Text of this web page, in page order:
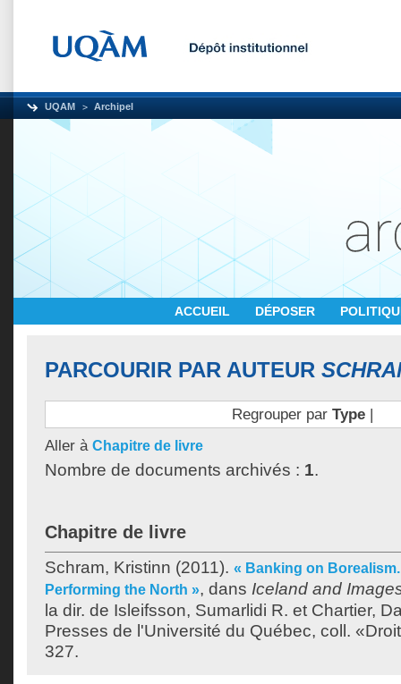
UQAM Archipel
ACCUEIL DÉPOSER
PARCOURIR PAR AUTEUR
Regrouper par Type|
Aller à Chapitre de livre
Nombre de documents archivés : 1.
Chapitre de livre
Schram, Kristinn (2011). « Banking on
Performing the North », dans Iceland and
la dir. de Isleifsson, Sumarlidi R. et Chartier,
Presses de l'Université du Québec, coll.
327.